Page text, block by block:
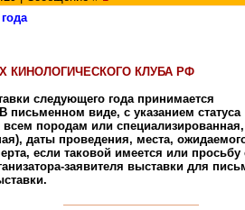
КИНОЛОГИЧЕСКОГО КЛУБА РФ
следующего года принимается
письменном виде, с указанием статуса
всем породам или специализированная,
даты проведения, места,
если таковой имеется или
заявителя выставки для